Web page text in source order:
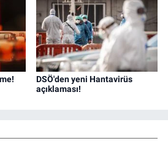
DSÖ'den yeni Hantavirüs
açıklaması!